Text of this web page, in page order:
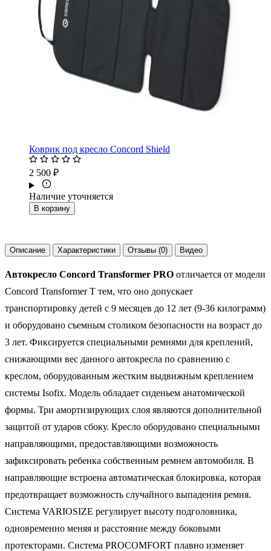
Коврик под кресло Concord Shield
2 500 ₽
Наличие уточняется
В корзину
Описание Характеристики Отзывы (0) Видео
Автокресло Concord Transformer PRO отличается от модели
Concord Transformer T тем, что оно допускает
транспортировку детей с 9 месяцев до 12 лет (9-36 килограмм)
и оборудовано съемным столиком безопасности на возраст до
3 лет. Фиксируется специальными ремнями для креплений,
снижающими вес данного автокресла по сравнению с
креслом, оборудованным жестким выдвижным креплением
системы Isofix. Модель обладает сиденьем анатомической
формы. Три амортизирующих слоя являются дополнительной
защитой от ударов сбоку. Кресло оборудовано специальными
направляющими, предоставляющими возможность
зафиксировать ребенка собственным ремнем автомобиля. В
направляющие встроена автоматическая блокировка, которая
предотвращает возможность случайного выпадения ремня.
Система VARIOSIZE регулирует высоту подголовника,
одновременно меняя и расстояние между боковыми
протекторами. Система PROCOMFORT плавно изменяет